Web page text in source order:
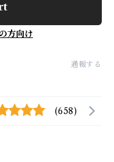
方向け
通報する
(658)